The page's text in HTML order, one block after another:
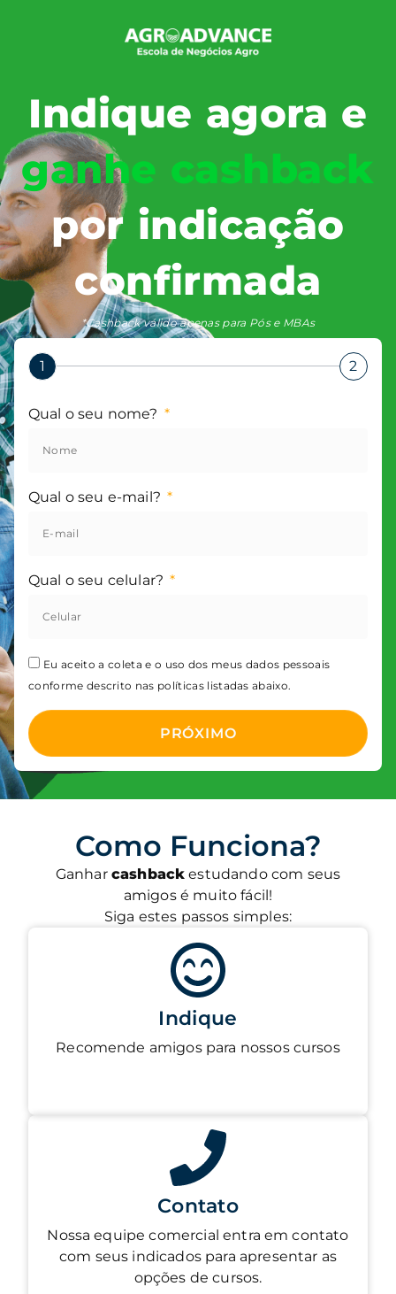
Indique agora e
ganhe cashback
por indicação
confirmada
*Cashback válido apenas para Pós e MBAs
1 2
Qual o seu nome?
Qual o seu e-mail?
Qual o seu celular?
Eu aceito a coleta e o uso dos meus dados pessoais
conforme descrito nas políticas listadas abaixo.
PRÓXIMO
Como Funciona?
Ganhar cashback estudando com seus
amigos é muito fácil!
Siga estes passos simples:
Indique
Recomende amigos para nossos cursos
Contato
Nossa equipe comercial entra em contato
com seus indicados para apresentar as
opções de cursos.